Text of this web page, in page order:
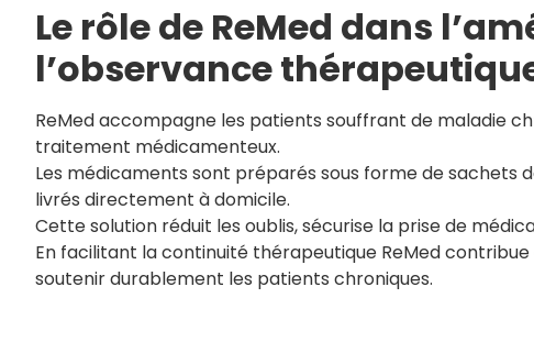
Le rôle de ReMed dans
l’observance
ReMed accompagne les patients souffrant de maladie
traitement médicamenteux.
Les médicaments sont préparés sous forme de sachets
livrés directement à domicile.
Cette solution réduit les oublis, sécurise la prise de
En facilitant la continuité thérapeutique ReMed
soutenir durablement les patients chroniques.